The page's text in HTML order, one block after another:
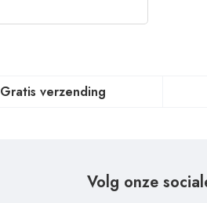
Gratis verzending
Volg onze